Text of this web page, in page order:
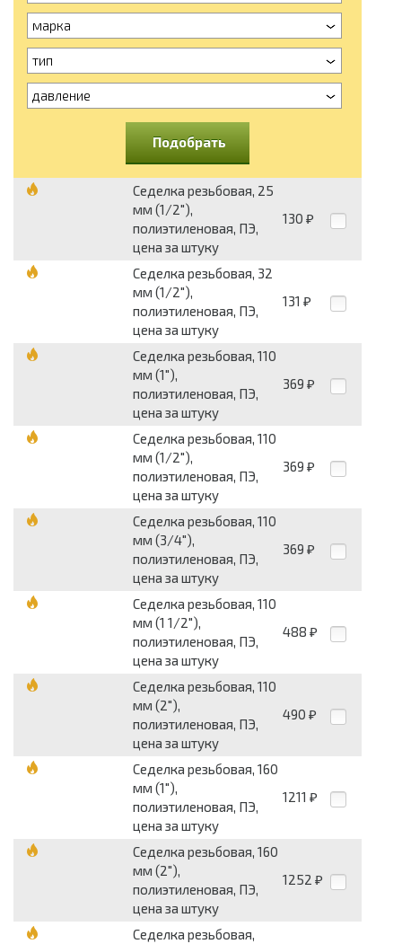
марка
тип
давление
Подобрать
Седелка резьбовая, 25
мм (1/2"),
полиэтиленовая, ПЭ,
цена за штуку
130 ₽
Седелка резьбовая, 32
мм (1/2"),
полиэтиленовая, ПЭ,
цена за штуку
131 ₽
Седелка резьбовая, 110
мм (1"),
полиэтиленовая, ПЭ,
цена за штуку
369 ₽
Седелка резьбовая, 110
мм (1/2"),
полиэтиленовая, ПЭ,
цена за штуку
369 ₽
Седелка резьбовая, 110
мм (3/4"),
полиэтиленовая, ПЭ,
цена за штуку
369 ₽
Седелка резьбовая, 110
мм (1 1/2"),
полиэтиленовая, ПЭ,
цена за штуку
488 ₽
Седелка резьбовая, 110
мм (2"),
полиэтиленовая, ПЭ,
цена за штуку
490 ₽
Седелка резьбовая, 160
мм (1"),
полиэтиленовая, ПЭ,
цена за штуку
1211 ₽
Седелка резьбовая, 160
мм (2"),
полиэтиленовая, ПЭ,
цена за штуку
1252 ₽
Седелка резьбовая,